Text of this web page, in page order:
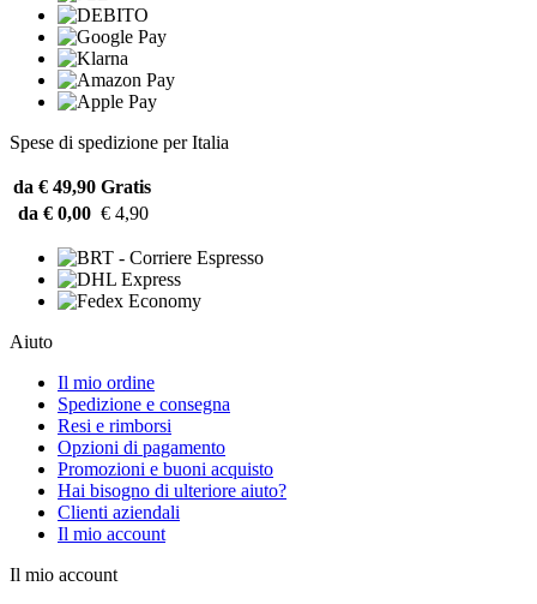
Spese di spedizione per Italia
da € 49,90 Gratis
da € 0,00 € 4,90
Aiuto
Il mio ordine
Spedizione e consegna
Resi e rimborsi
Opzioni di pagamento
Promozioni e buoni acquisto
Hai bisogno di ulteriore aiuto?
Clienti aziendali
Il mio account
Il mio account